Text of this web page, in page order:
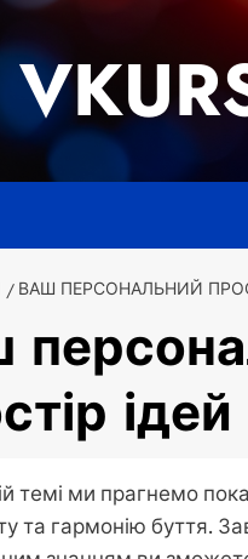
ВАШ ПЕРСОНАЛЬНИЙ
ідей
темі ми прагнемо
та гармонію буття.